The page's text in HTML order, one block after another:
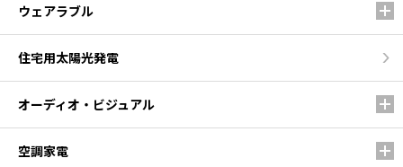
ウェアラブル
住宅用太陽光発電
オーディオ・ビジュアル
空調家電